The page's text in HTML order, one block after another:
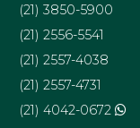
(21) 3850-5900
(21) 2556-5541
(21) 2557-4038
(21) 2557-4731
(21) 4042-0672